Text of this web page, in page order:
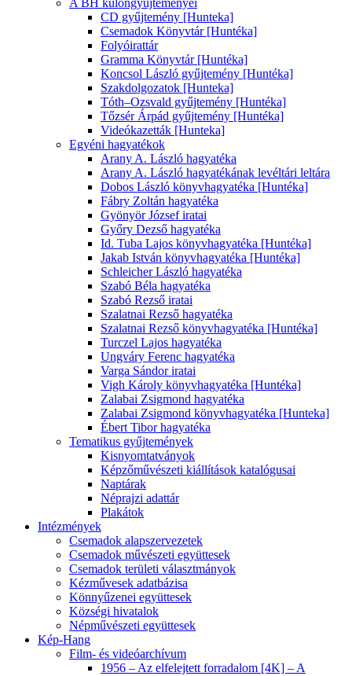
A BH különgyűjteményei
CD gyűjtemény [Hunteka]
Csemadok Könyvtár [Huntéka]
Folyóirattár
Gramma Könyvtár [Huntéka]
Koncsol László gyűjtemény [Huntéka]
Szakdolgozatok [Hunteka]
Tóth–Ozsvald gyűjtemény [Huntéka]
Tőzsér Árpád gyűjtemény [Huntéka]
Videókazetták [Hunteka]
Egyéni hagyatékok
Arany A. László hagyatéka
Arany A. László hagyatékának levéltári leltára
Dobos László könyvhagyatéka [Huntéka]
Fábry Zoltán hagyatéka
Gyönyör József iratai
Győry Dezső hagyatéka
Id. Tuba Lajos könyvhagyatéka [Huntéka]
Jakab István könyvhagyatéka [Huntéka]
Schleicher László hagyatéka
Szabó Béla hagyatéka
Szabó Rezső iratai
Szalatnai Rezső hagyatéka
Szalatnai Rezső könyvhagyatéka [Huntéka]
Turczel Lajos hagyatéka
Ungváry Ferenc hagyatéka
Varga Sándor iratai
Vigh Károly könyvhagyatéka [Huntéka]
Zalabai Zsigmond hagyatéka
Zalabai Zsigmond könyvhagyatéka [Hunteka]
Ébert Tibor hagyatéka
Tematikus gyűjtemények
Kisnyomtatványok
Képzőművészeti kiállítások katalógusai
Naptárak
Néprajzi adattár
Plakátok
Intézmények
Csemadok alapszervezetek
Csemadok művészeti együttesek
Csemadok területi választmányok
Kézművesek adatbázisa
Könnyűzenei együttesek
Községi hivatalok
Népművészeti együttesek
Kép-Hang
Film- és videóarchívum
1956 – Az elfelejtett forradalom [4K] – A